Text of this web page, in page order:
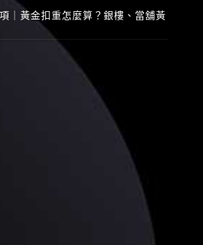
｜黃金扣重怎麼算？銀樓、當舖黃